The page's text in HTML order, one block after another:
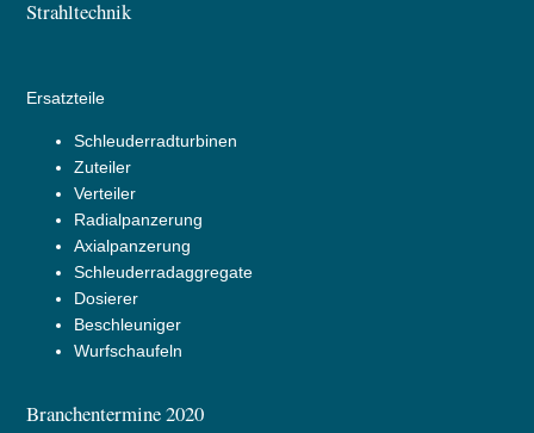
Strahltechnik
Ersatzteile
Schleuderradturbinen
Zuteiler
Verteiler
Radialpanzerung
Axialpanzerung
Schleuderradaggregate
Dosierer
Beschleuniger
Wurfschaufeln
Branchentermine 2020